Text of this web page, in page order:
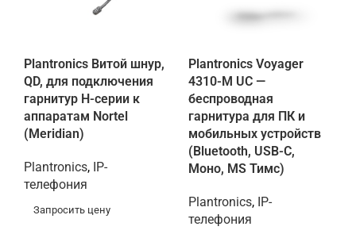
Plantronics Витой шнур,
QD, для подключения
гарнитур Н-серии к
аппаратам Nortel
(Meridian)
Plantronics, IP-
телефония
Запросить цену
Plantronics Voyager
4310-M UC —
беспроводная
гарнитура для ПК и
мобильных устройств
(Bluetooth, USB-C,
Моно, MS Тимс)
Plantronics, IP-
телефония